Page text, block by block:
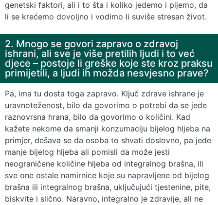
genetski faktori, ali i to šta i koliko jedemo i pijemo, da
li se krećemo dovoljno i vodimo li suviše stresan život.
2. Mnogo se govori zapravo o zdravoj
ishrani, ali sve je više pretilih ljudi i to već
djece – postoje li greške koje ste kroz praksu
primijetili, a ljudi ih možda nesvjesno prave?
Pa, ima tu dosta toga zapravo. Ključ zdrave ishrane je
uravnoteženost, bilo da govorimo o potrebi da se jede
raznovrsna hrana, bilo da govorimo o količini. Kad
kažete nekome da smanji konzumaciju bijelog hljeba na
primjer, dešava se da osoba to shvati doslovno, pa jede
manje bijelog hljeba ali pomisli da može jesti
neograničene količine hljeba od integralnog brašna, ili
sve one ostale namirnice koje su napravljene od bijelog
brašna ili integralnog brašna, uključujući tjestenine, pite,
biskvite i slično. Naravno, integralno je zdravije, ali ne